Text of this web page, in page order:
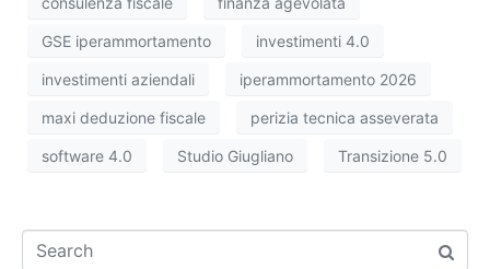
GSE iperammortamento investimenti 4.0
investimenti aziendali iperammortamento 2026
maxi deduzione fiscale perizia tecnica asseverata
software 4.0 Studio Giugliano Transizione 5.0